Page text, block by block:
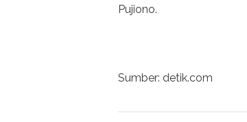
Pujiono.
Sumber: detik.com